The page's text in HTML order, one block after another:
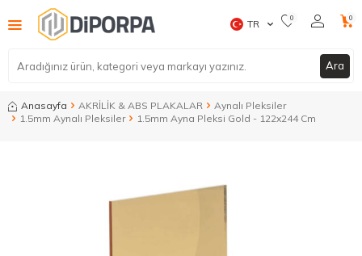
Ara
TR 0 0
Anasayfa AKRİLİK & ABS PLAKALAR
Aynalı Pleksiler
1.5mm Aynalı Pleksiler
1.5mm Ayna Pleksi Gold - 122x244 Cm